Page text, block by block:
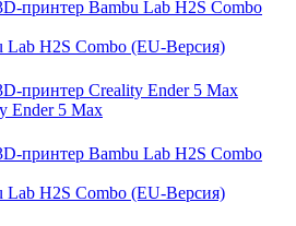
Lab H2S Combo (EU-Версия)
Ender 5 Max
Lab H2S Combo (EU-Версия)